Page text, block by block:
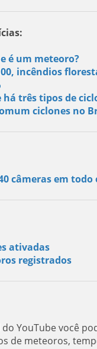
é um meteoro?
incêndios
há três tipos de
ciclones no
câmeras em todo
ativadas
registrados
YouTube você
de meteoros,